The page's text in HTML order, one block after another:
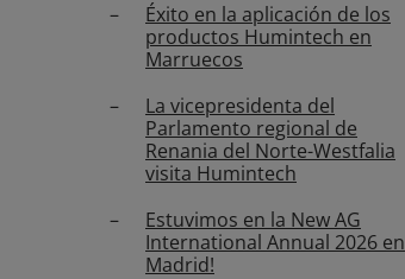
Éxito en la aplicación de los
productos Humintech en
Marruecos
La vicepresidenta del
Parlamento regional de
Renania del Norte-Westfalia
visita Humintech
Estuvimos en la New AG
International Annual 2026 en
Madrid!